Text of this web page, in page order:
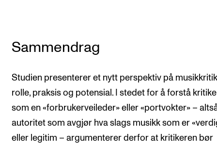
Finn ansatte
Sammendrag
Studien presenterer et nytt perspektiv på
rolle, praksis og potensial. I stedet for å forstå
som en «forbrukerveileder» eller «portvokter» –
autoritet som avgjør hva slags musikk som er
eller legitim – argumenterer derfor at kritikeren bør